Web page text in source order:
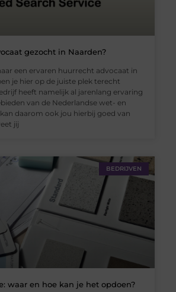
gezocht in Naarden?
een ervaren huurrecht advocaat in
je hier op de juiste plek terecht
heeft namelijk al jarenlang ervaring
van de Nederlandse wet- en
daarom ook jou hierbij goed van
jij
BEDRIJVEN
waar en hoe kan je het opdoen?